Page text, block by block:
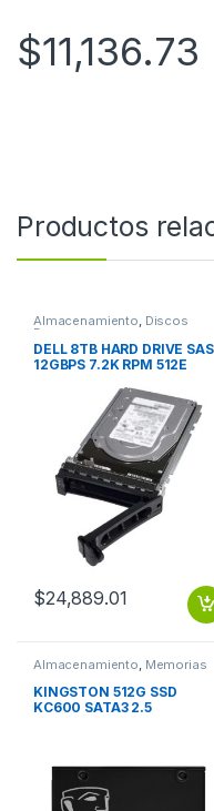
$11,136.73
Productos
Almacenamiento, Discos
Duros
DELL 8TB HARD DRIVE SAS
12GBPS 7.2K RPM 512E
$24,889.01
Almacenamiento, Memorias
KINGSTON 512G SSD
KC600 SATA3 2.5